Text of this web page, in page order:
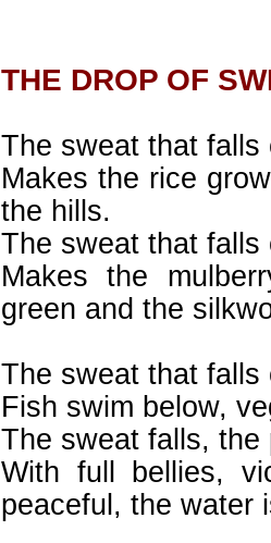
THE DROP OF
The sweat that falls
Makes the rice
the hills.
The sweat that falls
Makes the
green and the
The sweat that falls
Fish swim below,
The sweat falls, the
With full bellies,
peaceful, the water